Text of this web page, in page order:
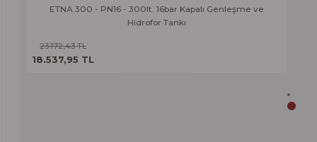
Ürün bilgilerinde hatalar bulunuyor.
Ürün fiyatı diğer sitelerden daha pahalı.
Bu ürüne benzer farklı alternatifler olmalı.
Deneyimini
ETNA 300 - PN16 - 300lt. 16bar Kapalı Genleşme ve
Hidrofor Tankı
23.172,43 TL
18.537,95 TL